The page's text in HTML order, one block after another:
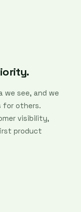
we see, and we
for others.
visibility,
product